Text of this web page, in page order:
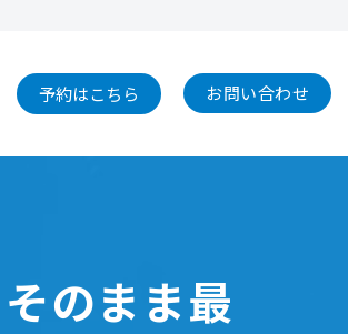
予約はこちら お問い合わせ
のまま最